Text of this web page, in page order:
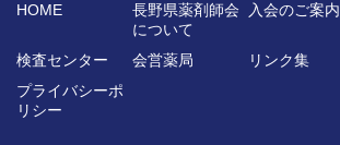
HOME
長野県薬剤師会
について
入会のご案内
検査センター 会営薬局 リンク集
プライバシーポ
リシー